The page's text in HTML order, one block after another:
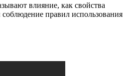
влияние, как свойства
правил использования